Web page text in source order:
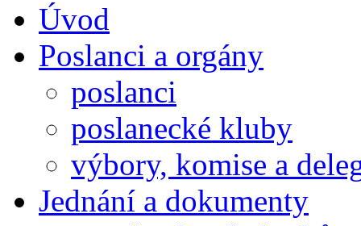
Úvod
Poslanci a orgány
poslanci
poslanecké kluby
výbory, komise a
Jednání a dokumenty